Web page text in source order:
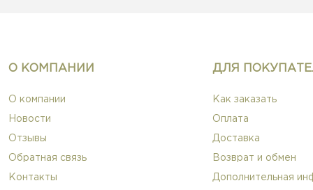
О КОМПАНИИ
О компании
Новости
Отзывы
Обратная связь
Контакты
ДЛЯ
Как заказать
Оплата
Доставка
Возврат и обмен
Дополнительная